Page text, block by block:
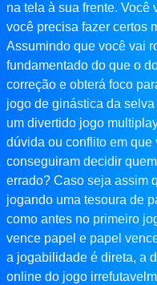
na tela à sua frente. Você
você precisa fazer certos
Assumindo que você vai
fundamentado do que o
correção e obterá foco
jogo de ginástica da
um divertido jogo
dúvida ou conflito em
conseguiram decidir
errado? Caso seja assim
jogando uma tesoura de
como antes no primeiro
vence papel e papel
a jogabilidade é direta, a
online do jogo